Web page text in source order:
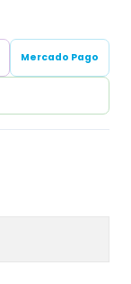
Mercado Pago